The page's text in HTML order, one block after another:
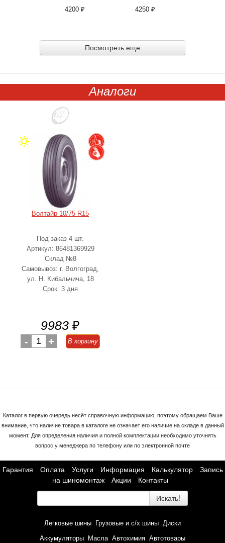
4200 ₽ 4250 ₽
Посмотреть еще
Аналоги
Волтайр 10/75 R15
Под заказ 4 шт.
Артикул: 86481369929
Склад №8
Самовывоз: г. Волгоград,
ул. Н. Кибальчича, 18
Срок: 3 дня
9983 ₽
- 1 + В корзину
Каталог в первую очередь несёт справочную информацию, поэтому обращаем Ваше
внимание, что наличие товара в каталоге не означает его наличие на складе в данный
момент. Для определения наличия и полной комплектации необходимо уточнять
вопрос у менеджера по телефону или по электронной почте
Гарантия Оплата Услуги Информация Калькулятор
Запись
на шиномонтаж
Акции Контакты
Искать!
Легковые шины Грузовые и с/х шины Диски
Аккумуляторы
Масла Автохимия Автотовары